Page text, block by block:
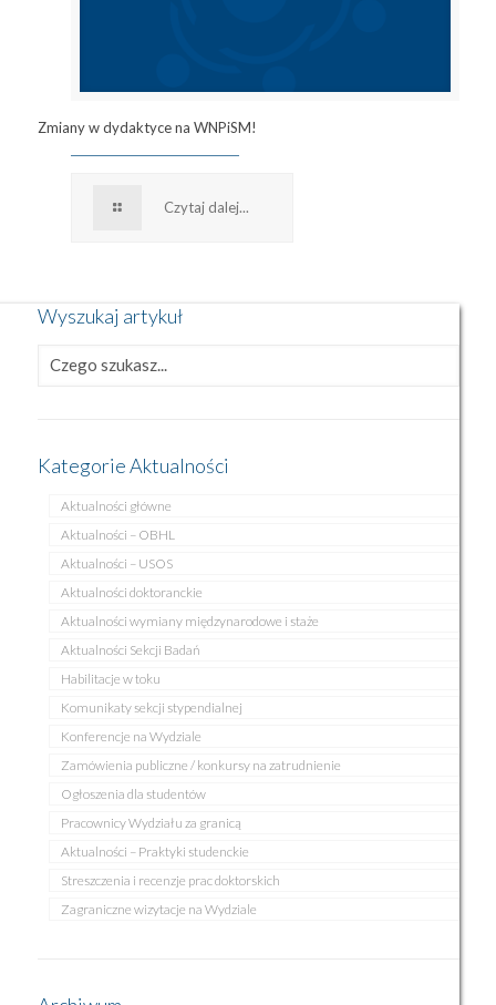
Zmiany w dydaktyce na WNPiSM!
Czytaj dalej...
Wyszukaj artykuł
Kategorie Aktualności
Aktualności główne
Aktualności – OBHL
Aktualności – USOS
Aktualności doktoranckie
Aktualności wymiany międzynarodowe i staże
Aktualności Sekcji Badań
Habilitacje w toku
Komunikaty sekcji stypendialnej
Konferencje na Wydziale
Zamówienia publiczne / konkursy na zatrudnienie
Ogłoszenia dla studentów
Pracownicy Wydziału za granicą
Aktualności – Praktyki studenckie
Streszczenia i recenzje prac doktorskich
Zagraniczne wizytacje na Wydziale